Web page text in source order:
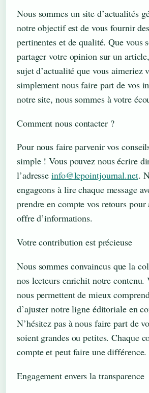
Nous sommes un site d’actualités
notre objectif est de vous fournir
pertinentes et de qualité. Que vous
partager votre opinion sur un
sujet d’actualité que vous aimeriez
simplement nous faire part de vos
notre site, nous sommes à votre
Comment nous contacter ?
Pour nous faire parvenir vos
simple ! Vous pouvez nous écrire
l’adresseinfo@lepointjournal.net.
engageons à lire chaque message
prendre en compte vos retours
offre d’informations.
Votre contribution est précieuse
Nous sommes convaincus que la
nos lecteurs enrichit notre contenu.
nous permettent de mieux
d’ajuster notre ligne éditoriale en
N’hésitez pas à nous faire part de
soient grandes ou petites. Chaque
compte et peut faire une différence.
Engagement envers la transparence